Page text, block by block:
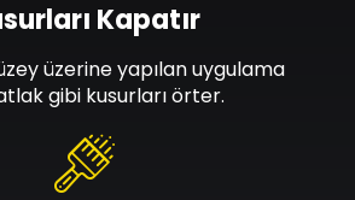
Kapatır
üzerine yapılan uygulama
gibi kusurları örter.